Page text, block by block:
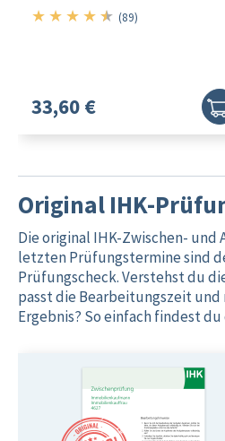
★ ★ ★ ★ ★ 4.5/5
(89)
33,60 €
Original IHK-
Die original IHK-Zwischen-
letzten Prüfungstermine sind
Prüfungscheck. Verstehst du
passt die Bearbeitungszeit
Ergebnis? So einfach findest